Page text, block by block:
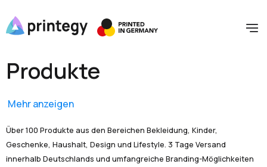
Produkte
Mehr anzeigen
Über 100 Produkte aus den Bereichen Bekleidung, Kinder,
Geschenke, Haushalt, Design und Lifestyle. 3 Tage Versand
innerhalb Deutschlands und umfangreiche Branding-Möglichkeiten